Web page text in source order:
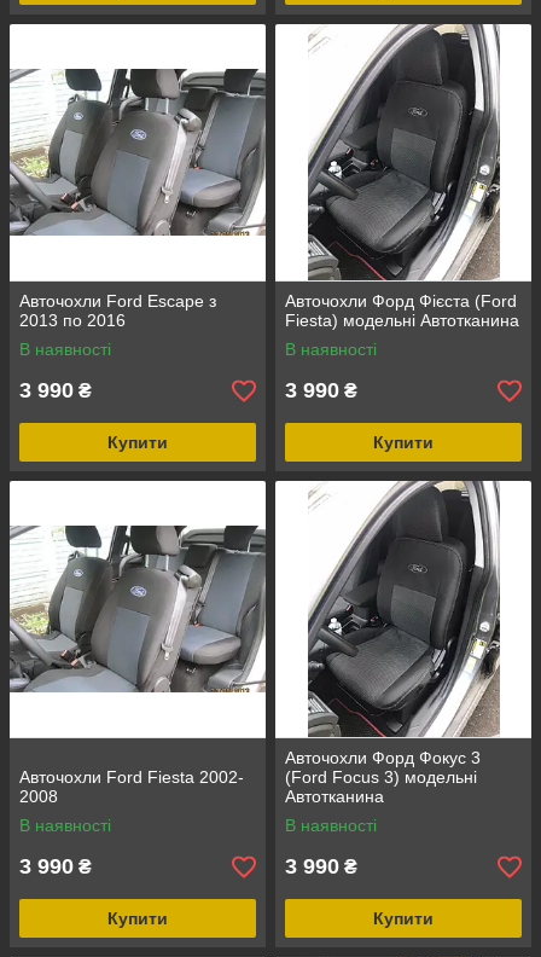
Авточохли Ford Escape з
2013 по 2016
В наявності
3 990 ₴
Купити
Авточохли Форд Фієста (Ford
Fiesta) модельні Автотканина
В наявності
3 990 ₴
Купити
Авточохли Ford Fiesta 2002-
2008
В наявності
3 990 ₴
Купити
Авточохли Форд Фокус 3
(Ford Focus 3) модельні
Автотканина
В наявності
3 990 ₴
Купити